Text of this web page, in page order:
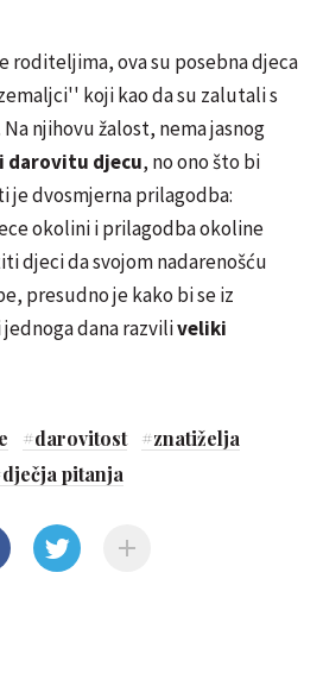
roditeljima, ova su posebna djeca
koji kao da su zalutali s
njihovu žalost, nema jasnog
darovitu djecu, no ono što bi
je dvosmjerna prilagodba:
okolini i prilagodba okoline
djeci da svojom nadarenošću
presudno je kako bi se iz
dana razviliveliki
#darovitost #znatiželja
dječja pitanja